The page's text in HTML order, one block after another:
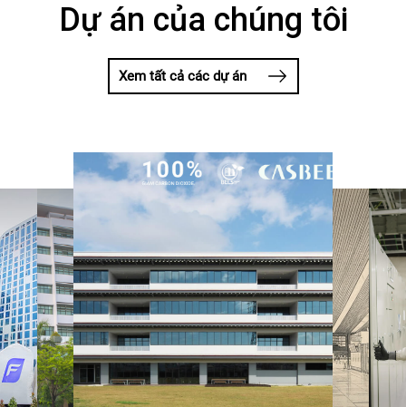
Dự án của chúng tôi
Xem tất cả các dự án